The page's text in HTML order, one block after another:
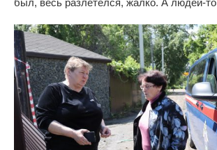
был, весь разлетелся, жалко. А людей-то